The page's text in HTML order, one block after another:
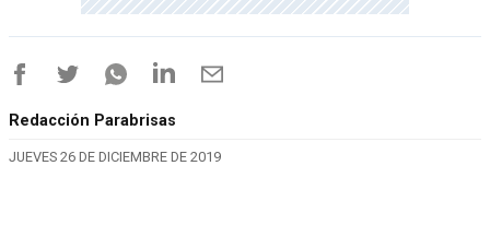
Redacción Parabrisas
JUEVES 26 DE DICIEMBRE DE 2019